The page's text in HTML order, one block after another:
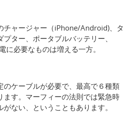
チャージャー（iPhone/Android)、タ
ター、ポータブルバッテリー、
に必要なものは増える一方。
のケーブルが必要で、最高で６種類
ます。マーフィーの法則では緊急時
ない、ということもあります。